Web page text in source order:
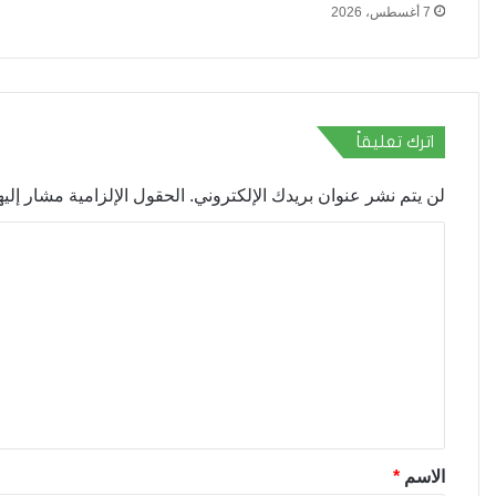
7 أغسطس، 2026
اترك تعليقاً
لن يتم نشر عنوان بريدك الإلكتروني. الحقول الإلزامية مشار
*الاسم *